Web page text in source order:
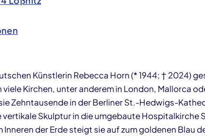
Künstlerin Rebecca Horn (* 1944; † 2024)
Kirchen, unter anderem in London, Mallorca
Zehntausende in der Berliner St.-Hedwigs-
ver­tikale Skulptur in die umgebaute Hospital­kirche
Inneren der Erde steigt sie auf zum goldenen Blau